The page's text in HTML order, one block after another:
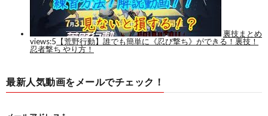
最新人気動画をメールでチェック！